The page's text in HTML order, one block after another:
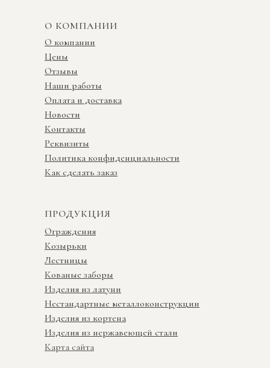
О КОМПАНИИ
О компании
Цены
Отзывы
Наши работы
Оплата и доставка
Новости
Контакты
Реквизиты
Политика конфиденциальности
Как сделать заказ
ПРОДУКЦИЯ
Ограждения
Козырьки
Лестницы
Кованые заборы
Изделия из латуни
Нестандартные металлоконструкции
Изделия из кортена
Изделия из нержавеющей стали
Карта сайта